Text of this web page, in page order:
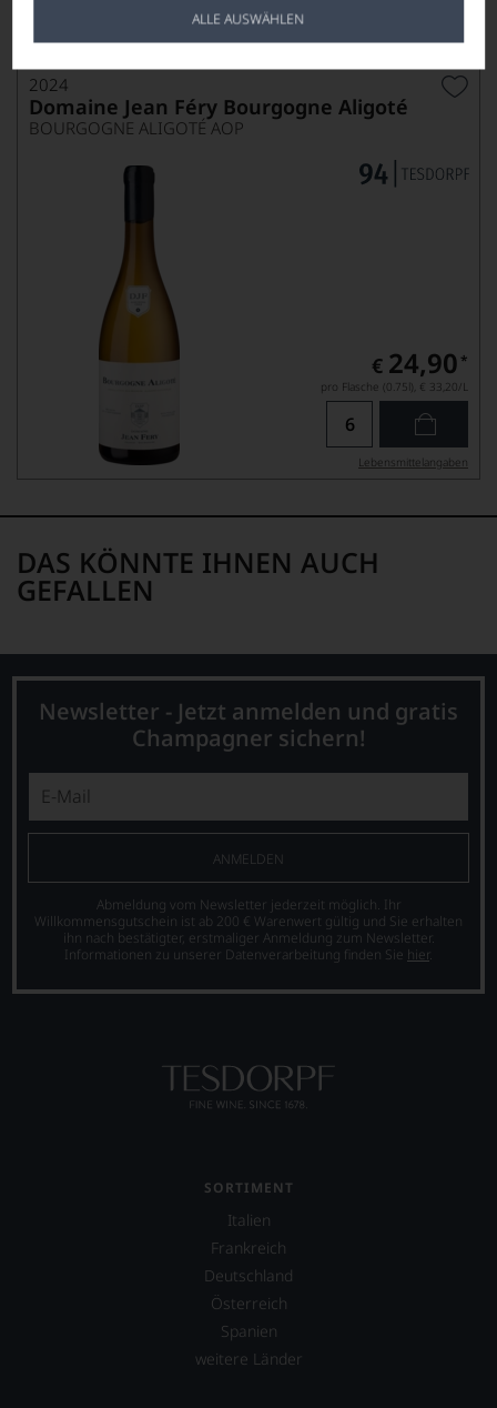
ALLE AUSWÄHLEN
2024
Domaine Jean Féry Bourgogne Aligoté
BOURGOGNE ALIGOTÉ AOP
€ 24,90 *
pro Flasche (0.75l), € 33,20/L
Lebensmittel­angaben
DAS KÖNNTE IHNEN AUCH
GEFALLEN
Newsletter - Jetzt anmelden und gratis
Champagner sichern!
ANMELDEN
Abmeldung vom Newsletter jederzeit möglich. Ihr
Willkommensgutschein ist ab 200 € Warenwert gültig und Sie erhalten
ihn nach bestätigter, erstmaliger Anmeldung zum Newsletter.
Informationen zu unserer Datenverarbeitung finden Sie hier.
SORTIMENT
Italien
Frankreich
Deutschland
Österreich
Spanien
weitere Länder